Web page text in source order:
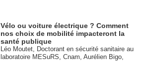
Vélo ou voiture électrique ? Comment
nos choix de mobilité impacteront la
santé publique
Léo Moutet, Doctorant en sécurité sanitaire au
laboratoire MESuRS, Cnam, Aurélien Bigo,